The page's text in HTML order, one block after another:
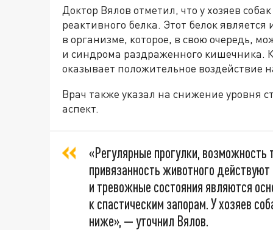
Доктор Вялов отметил, что у хозяев
реактивного белка. Этот белок
в организме, которое, в свою очередь,
и синдрома раздраженного кишечника.
оказывает положительное воздействие
Врач также указал на снижение уровня
аспект.
«Регулярные прогулки, возможность
привязанность животного
и тревожные состояния являются
к спастическим запорам. У хозяев
ниже», — уточнил Вялов.